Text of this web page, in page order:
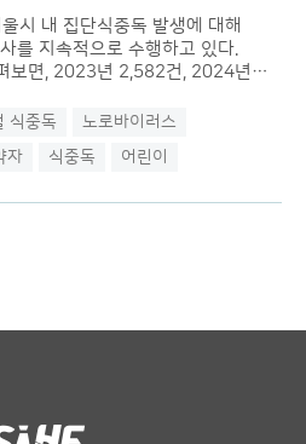
시 내 집단식중독 발생에 대해
를 지속적으로 수행하고 있다.
보면, 2023년 2,582건, 2024년
식중독
노로바이러스
자 식중독 어린이
울특별시 보건환경연구원